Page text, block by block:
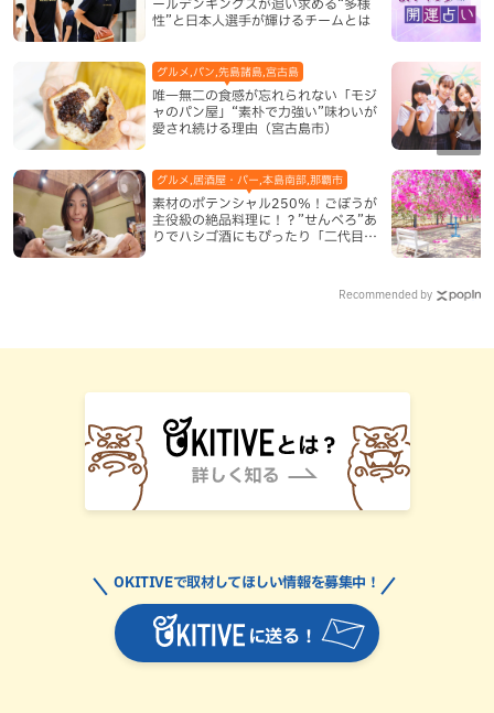
ールデンキングスが追い求める“多様
性”と日本人選手が輝けるチームとは
唯一無二の食感が忘れられない「モジ
ャのパン屋」“素朴で力強い”味わいが
愛され続ける理由（宮古島市）
グルメ,パン,先島諸島,宮古島
素材のポテンシャル250％！ごぼうが
主役級の絶品料理に！？”せんべろ”あ
りでハシゴ酒にもぴったり「二代目ふ
グルメ,居酒屋・バー,本島南部,那覇市
Recommended by
に送る！
OKITIVEで取材してほしい情報を募集中！